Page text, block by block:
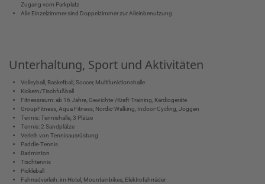
Zugang vom Parkplatz
Alle Einzelzimmer sind Doppelzimmer zur Alleinbenutzung
Unterhaltung, Sport und Aktivitäten
Volleyball, Basketball, Soccer, Multifunktionshalle
Kickern/Tischfußball
Fitnessraum: ab 16 Jahre, Gewichte-/Kraft-Training, Kardiogeräte
GroupFitness, Aqua Fitness, Nordic-Walking, Indoor-Cycling, Joggen
Tennis: Tennishalle, 3 Plätze
Tennis: 2 Sandplätze
Verleih von Tennisausrüstung
Paddle-Tennis
Badminton
Tischtennis
Pickleball
Fahrradverleih: im Hotel, Mountainbikes, Elektrofahrräder